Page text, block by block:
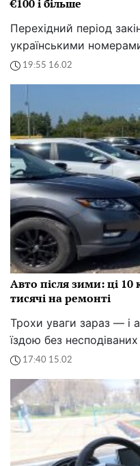
€100 і більше
Перехідний період
українськими
19:55 16.02
Авто після зими: ці 10
тисячі на ремонті
Трохи уваги зараз — і
їздою без
17:40 15.02